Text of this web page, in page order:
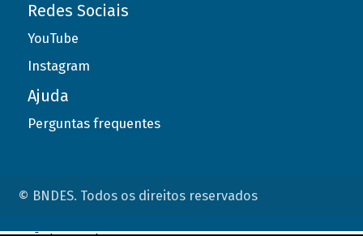
Redes Sociais
YouTube
Instagram
Ajuda
Perguntas frequentes
© BNDES. Todos os direitos reservados